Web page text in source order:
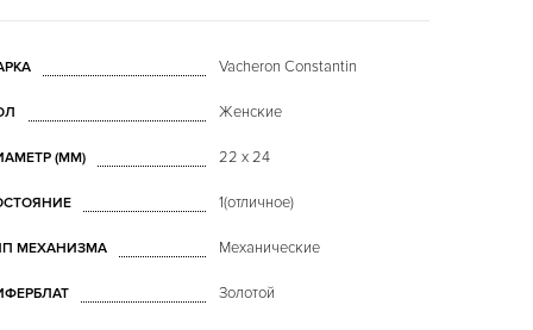
Vacheron Constantin
Женские
(MM) 22 x 24
1(отличное)
МЕХАНИЗМА Механические
Золотой